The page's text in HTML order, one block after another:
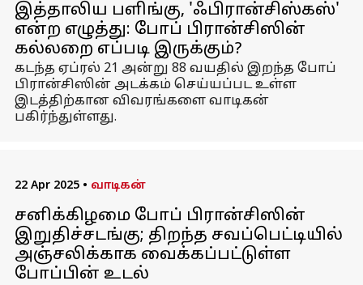
இத்தாலிய பளிங்கு, 'ஃபிரான்சிஸ்கஸ்'
என்ற எழுத்து: போப் பிரான்சிஸின்
கல்லறை எப்படி இருக்கும்?
கடந்த ஏப்ரல் 21 அன்று 88 வயதில் இறந்த போப்
பிரான்சிஸின் அடக்கம் செய்யப்பட உள்ள
இடத்திற்கான விவரங்களை வாடிகன்
பகிர்ந்துள்ளது.
22 Apr 2025 • வாடிகன்
சனிக்கிழமை போப் பிரான்சிஸின்
இறுதிச்சடங்கு; திறந்த சவப்பெட்டியில்
அஞ்சலிக்காக வைக்கப்பட்டுள்ள
போப்பின் உடல்